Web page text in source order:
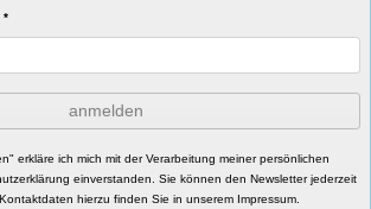
*
anmelden
erkläre ich mich mit der Verarbeitung meiner persönlichen
einverstanden. Sie können den Newsletter jederzeit
hierzu finden Sie in unserem Impressum.